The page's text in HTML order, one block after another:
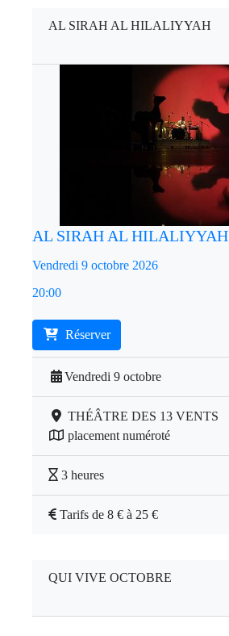
AL SIRAH AL HILALIYYAH
AL SIRAH AL HILALIYYAH
Vendredi 9 octobre 2026
20:00
Réserver
Vendredi 9 octobre
THÉÂTRE DES 13 VENTS
placement numéroté
3 heures
Tarifs de 8 € à 25 €
QUI VIVE OCTOBRE